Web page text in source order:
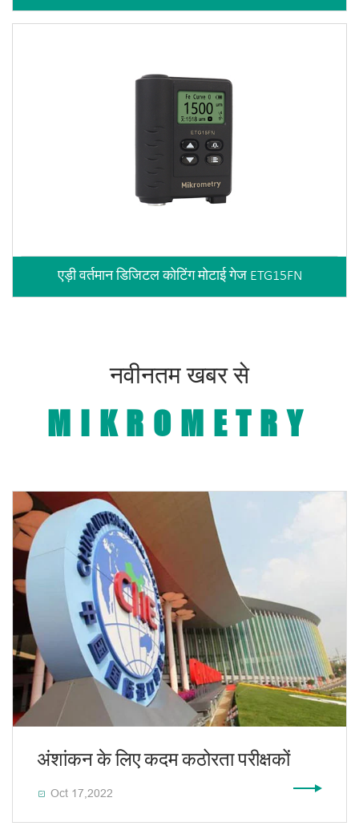
एड़ी वर्तमान डिजिटल कोटिंग मोटाई गेज ETG15FN
नवीनतम खबर से
MIKROMETRY
अंशांकन के लिए कदम कठोरता परीक्षकों
 Oct 17,2022